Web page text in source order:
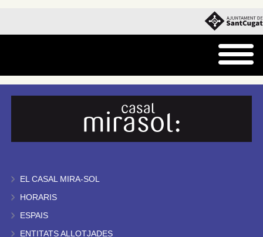
EL CASAL MIRA-SOL
HORARIS
ESPAIS
ENTITATS ALLOTJADES